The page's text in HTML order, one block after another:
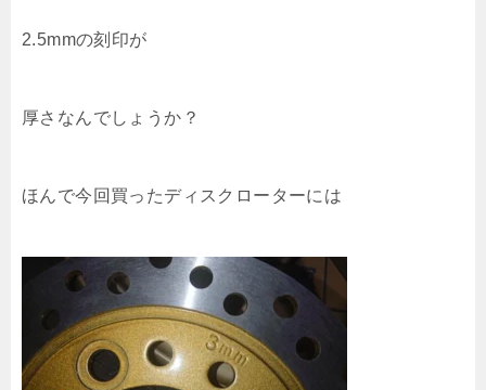
2.5mmの刻印が
厚さなんでしょうか？
ほんで今回買ったディスクローターには